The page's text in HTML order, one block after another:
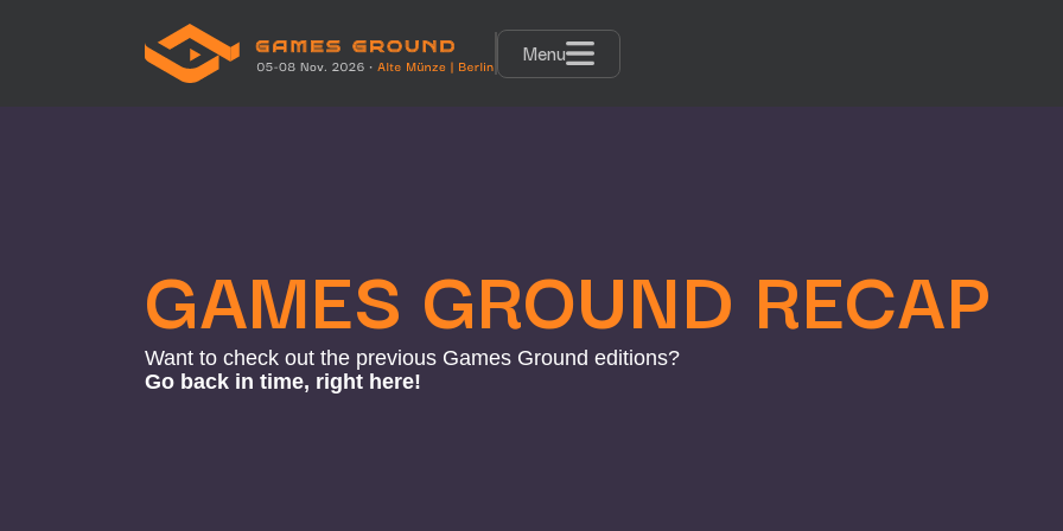
Menu
GAMES GROUND RECAP
Want to check out the previous Games Ground editions?
Go back in time, right here!